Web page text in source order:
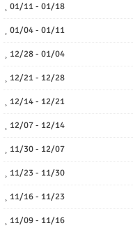
01/11 - 01/18
01/04 - 01/11
12/28 - 01/04
12/21 - 12/28
12/14 - 12/21
12/07 - 12/14
11/30 - 12/07
11/23 - 11/30
11/16 - 11/23
11/09 - 11/16